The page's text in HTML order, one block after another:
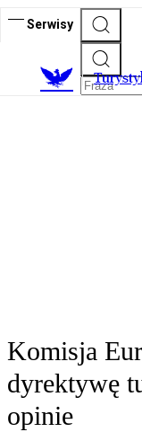
Serwisy
T
Komisja
dyrektywę
opinie